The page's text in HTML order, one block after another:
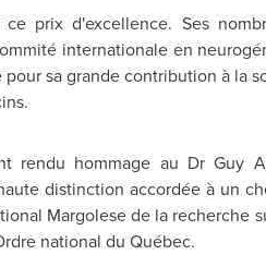
prix d'excellence. Ses
internationale en
sa grande contribution à la
rendu hommage au DrGuy
distinction accordée à un
Margolese de la recherche
national du Québec.